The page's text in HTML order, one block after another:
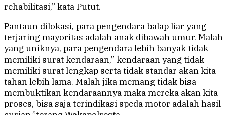
rehabilitasi,” kata Putut.
Pantaun dilokasi, para pengendara balap liar yang
terjaring mayoritas adalah anak dibawah umur. Malah
yang uniknya, para pengendara lebih banyak tidak
memiliki surat kendaraan,” kendaraan yang tidak
memiliki surat lengkap serta tidak standar akan kita
tahan lebih lama. Malah jika memang tidak bisa
membuktikan kendaraannya maka mereka akan kita
proses, bisa saja terindikasi speda motor adalah hasil